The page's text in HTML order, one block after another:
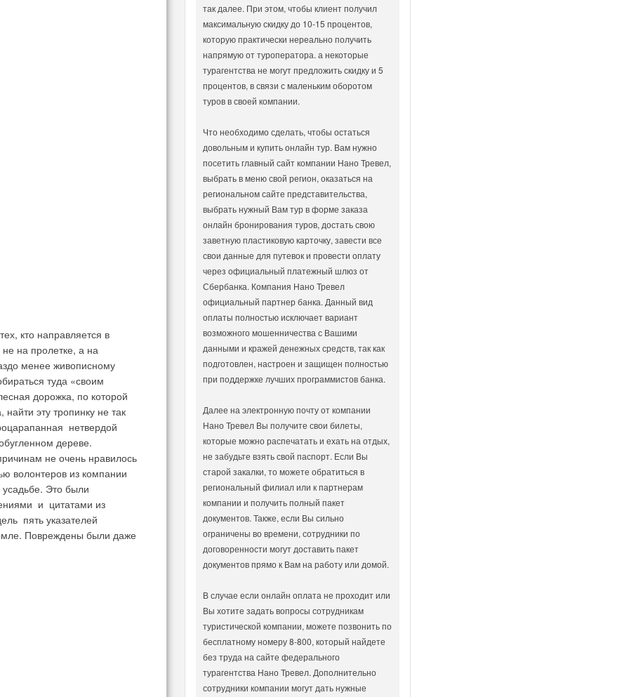
кто направляется в
на пролетке, а на
менее живописному
туда «своим
дорожка, по которой
эту тропинку не так
нетвердой
дереве.
не очень нравилось
волонтеров из компании
усадьбе. Это были
и цитатами из
пять указателей
Повреждены были даже
так далее. При этом, чтобы клиент получил
максимальную скидку до 10-15 процентов,
которую практически нереально получить
напрямую от туроператора. а некоторые
турагентства не могут предложить скидку и 5
процентов, в связи с маленьким оборотом
туров в своей компании.
Что необходимо сделать, чтобы остаться
довольным и купить онлайн тур. Вам нужно
посетить главный сайт компании Нано Тревел,
выбрать в меню свой регион, оказаться на
региональном сайте представительства,
выбрать нужный Вам тур в форме заказа
онлайн бронирования туров, достать свою
заветную пластиковую карточку, завести все
свои данные для путевок и провести оплату
через официальный платежный шлюз от
Сбербанка. Компания Нано Тревел
официальный партнер банка. Данный вид
оплаты полностью исключает вариант
возможного мошенничества с Вашими
данными и кражей денежных средств, так как
подготовлен, настроен и защищен полностью
при поддержке лучших программистов банка.
Далее на электронную почту от компании
Нано Тревел Вы получите свои билеты,
которые можно распечатать и ехать на отдых,
не забудьте взять свой паспорт. Если Вы
старой закалки, то можете обратиться в
региональный филиал или к партнерам
компании и получить полный пакет
документов. Также, если Вы сильно
ограничены во времени, сотрудники по
договоренности могут доставить пакет
документов прямо к Вам на работу или домой.
В случае если онлайн оплата не проходит или
Вы хотите задать вопросы сотрудникам
туристической компании, можете позвонить по
бесплатному номеру 8-800, который найдете
без труда на сайте федерального
турагентства Нано Тревел. Дополнительно
сотрудники компании могут дать нужные